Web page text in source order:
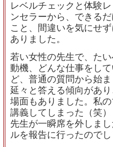
レベルチェックと体験
ンセラーから、できる
こと、間違いを気にせ
ありました。
若い女性の先生で、た
動機、どんな仕事をし
ど、普通の質問から始
延々と答える傾向があ
場面もありました。私
講義してしまった（笑
先生が一瞬席を外しま
ルを報告に行ったので